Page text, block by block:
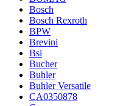
Bosch
Bosch Rexroth
BPW
Brevini
Bsi
Bucher
Buhler
Buhler Versatile
CA0350878